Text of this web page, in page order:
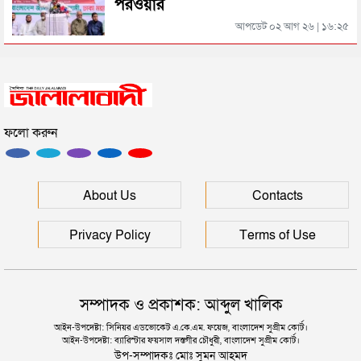
সিলেটে কাগজ ছাড়া রাস্তায় নামলেই বিপদ
প্রশাসন একাকার হয়ে যাওয়া”
রাষ্ট্রপতি নির্বাচনের তারিখ ঘোষণা
পরওয়ার
আপডেট ০২ আগ ২৬ | ১৬:২৫
ফলো করুন
About Us Contacts
Privacy Policy Terms of Use
সম্পাদক ও প্রকাশক: আব্দুল খালিক
আইন-উপদেষ্টা: সিনিয়র এডভোকেট এ.কে.এম. ফয়েজ, বাংলাদেশ সুপ্রীম কোর্ট।
আইন-উপদেষ্টা: ব্যারিস্টার ফয়সাল দস্তগীর চৌধুরী, বাংলাদেশ সুপ্রীম কোর্ট।
উপ-সম্পাদকঃ মোঃ সুমন আহমদ